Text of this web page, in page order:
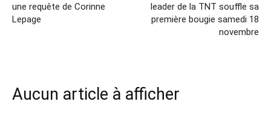
une requête de Corinne
Lepage
leader de la TNT souffle sa
première bougie samedi 18
novembre
Aucun article à afficher